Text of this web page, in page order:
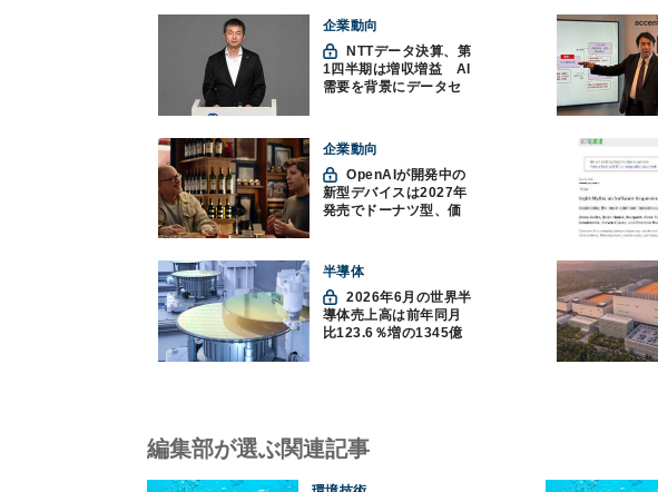
企業動向
1四半期は増収増益 AI
需要を背景にデータセ
企業動向
OpenAIが開発中の
新型デバイスは2027年
発売でドーナツ型、価
半導体
2026年6月の世界半
導体売上高は前年同月
比123.6％増の1345億
編集部が選ぶ関連記事